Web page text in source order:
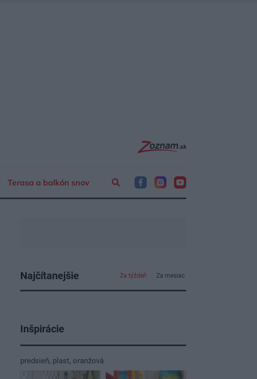
Terasa a balkón snov
Najčítanejšie Za týždeň Za mesiac
Inšpirácie
predsieň, plast, oranžová